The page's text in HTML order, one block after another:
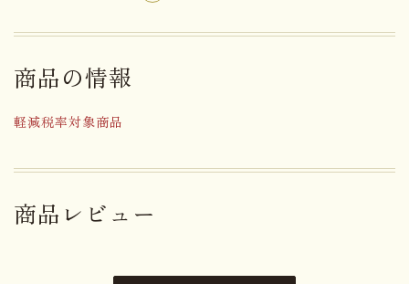
アレルゲン 無し
日持ち
大きさ
商品の情報
軽減税率対象商品
商品レビュー